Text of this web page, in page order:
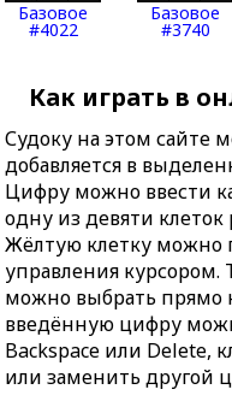
Базовое
#4022
Базовое
#3740
Как играть в
Судоку на этом сайте
добавляется в
Цифру можно ввести
одну из девяти
Жёлтую клетку
управления курсором.
можно выбрать прямо
введённую цифру
Backspace или Delete,
или заменить другой